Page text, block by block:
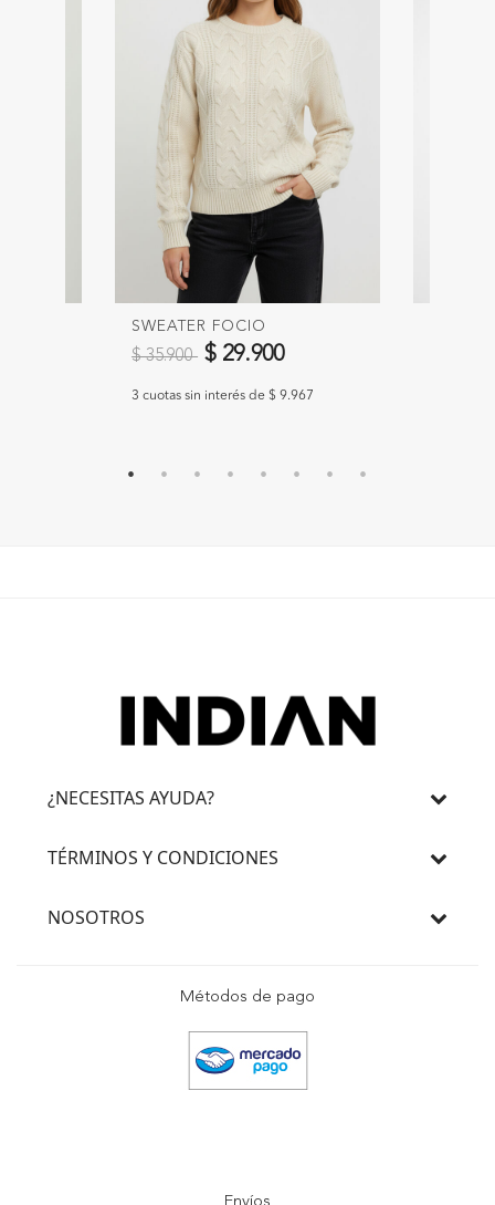
SWEATER FOCIO
Precio reducido de
$ 35.900 a$ 29.900
3 cuotas sin interés de $ 9.967
¿NECESITAS AYUDA?
TÉRMINOS Y CONDICIONES
NOSOTROS
Métodos de pago